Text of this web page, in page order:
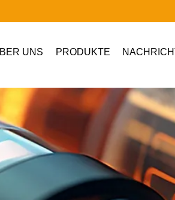
UNS PRODUKTE